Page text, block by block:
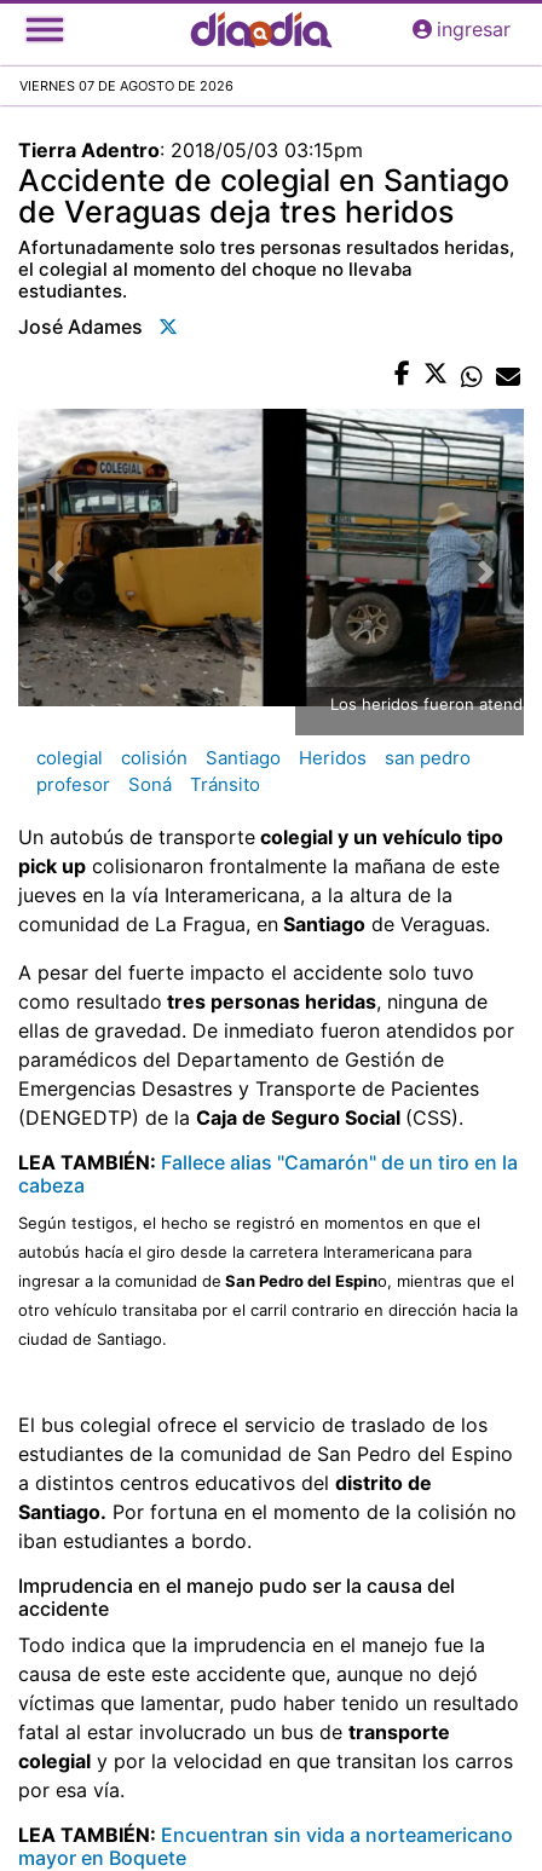
Pasar
al
principal
ingresar
VIERNES 07 DE AGOSTO DE 2026
Tierra Adentro: 2018/05/03 03:15pm
Accidente de colegial en Santiago
de Veraguas deja tres heridos
Afortunadamente solo tres personas resultados heridas,
el colegial al momento del choque no llevaba
estudiantes.
José Adames
Los heridos fueron atendidos por paramédicos de la CSS.
colegial colisión Santiago Heridos
san pedro
profesor
Soná Tránsito
Un autobús de transporte colegial y un vehículo tipo
pick up colisionaron frontalmente la mañana de este
jueves en la vía Interamericana, a la altura de la
comunidad de La Fragua, en Santiago de Veraguas.
A pesar del fuerte impacto el accidente solo tuvo
como resultado tres personas heridas, ninguna de
ellas de gravedad. De inmediato fueron atendidos por
paramédicos del Departamento de Gestión de
Emergencias Desastres y Transporte de Pacientes
(DENGEDTP) de la Caja de Seguro Social (CSS).
LEA TAMBIÉN: Fallece alias "Camarón" de un tiro en la
cabeza
Según testigos, el hecho se registró en momentos en que el
autobús hacía el giro desde la carretera Interamericana para
ingresar a la comunidad de San Pedro del Espino, mientras que el
otro vehículo transitaba por el carril contrario en dirección hacia la
ciudad de Santiago.
El bus colegial ofrece el servicio de traslado de los
estudiantes de la comunidad de San Pedro del Espino
a distintos centros educativos del distrito de
Santiago. Por fortuna en el momento de la colisión no
iban estudiantes a bordo.
Imprudencia en el manejo pudo ser la causa del
accidente
Todo indica que la imprudencia en el manejo fue la
causa de este este accidente que, aunque no dejó
víctimas que lamentar, pudo haber tenido un resultado
fatal al estar involucrado un bus de transporte
colegial y por la velocidad en que transitan los carros
por esa vía.
LEA TAMBIÉN: Encuentran sin vida a norteamericano
mayor en Boquete